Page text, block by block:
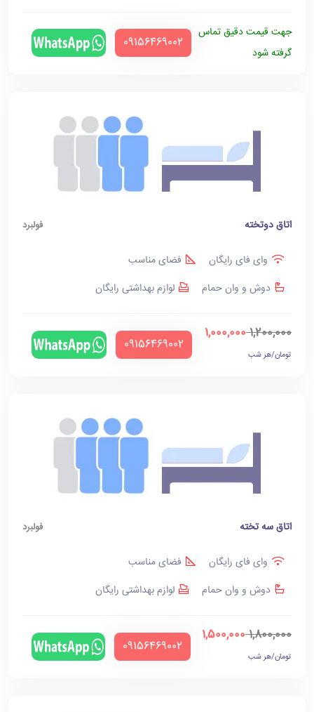
جهت قیمت دقیق تماس
گرفته شود
‪09156469002‬
اتاق دوتخته فولبرد
وای فای رایگان
فضای مناسب
دوش و وان حمام
لوازم بهداشتی رایگان
1,200,000
1,000,000
تومان/هر شب
‪09156469002‬
اتاق سه تخته فولبرد
وای فای رایگان
فضای مناسب
دوش و وان حمام
لوازم بهداشتی رایگان
1,800,000
1,500,000
تومان/هر شب
‪09156469002‬